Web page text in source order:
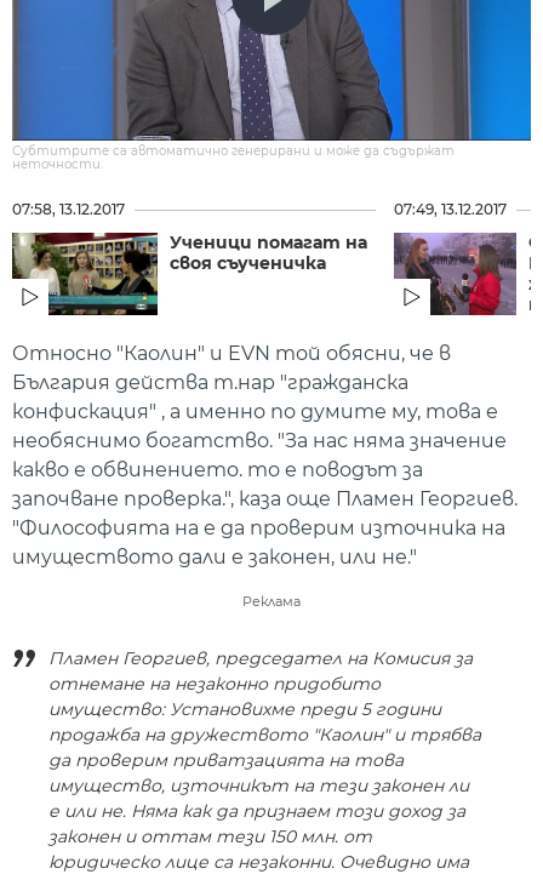
Субтитрите са автоматично генерирани и може да съдържат
неточности.
07:58, 13.12.2017
Ученици помагат на
своя съученичка
07:49, 13.12.2017
Относно "Каолин" и EVN той обясни, че в
България действа т.нар "гражданска
конфискация" , а именно по думите му, това е
необяснимо богатство. "За нас няма значение
какво е обвинението. то е поводът за
започване проверка.", каза още Пламен Георгиев.
"Философията на е да проверим източника на
имуществото дали е законен, или не."
Реклама
Пламен Георгиев, председател на Комисия за
отнемане на незаконно придобито
имущество: Установихме преди 5 години
продажба на дружеството "Каолин" и трябва
да проверим приватзацията на това
имущество, източникът на тези законен ли
е или не. Няма как да признаем този доход за
законен и оттам тези 150 млн. от
юридическо лице са незаконни. Очевидно има